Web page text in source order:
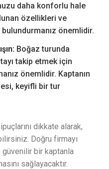
daha konforlu hale
özellikleri ve
önemlidir.
Boğaz turunda
takip etmek için
önemlidir. Kaptanın
keyifli bir tur
dikkate alarak,
Doğru firmayı
güvenilir bir kaptanla
sağlayacaktır.